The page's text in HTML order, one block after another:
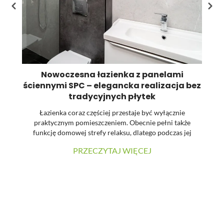
Nowoczesna łazienka z panelami
ściennymi SPC – elegancka realizacja bez
tradycyjnych płytek
Łazienka coraz częściej przestaje być wyłącznie
praktycznym pomieszczeniem. Obecnie pełni także
funkcję domowej strefy relaksu, dlatego podczas jej
materiałów oraz łatwość utrzymania powierzchni w
PRZECZYTAJ WIĘCEJ